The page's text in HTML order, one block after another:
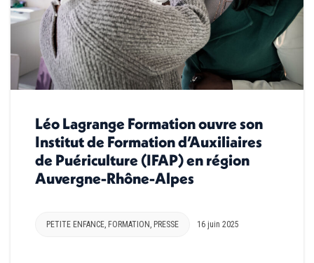
Léo Lagrange Formation ouvre son
Institut de Formation d’Auxiliaires
de Puériculture (IFAP) en région
Auvergne-Rhône-Alpes
PETITE ENFANCE, FORMATION , PRESSE 16 juin 2025